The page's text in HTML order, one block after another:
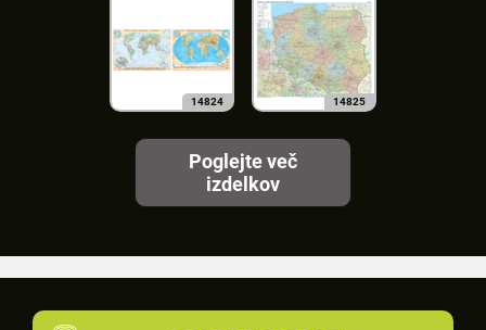
14824 14825
Poglejte več
izdelkov